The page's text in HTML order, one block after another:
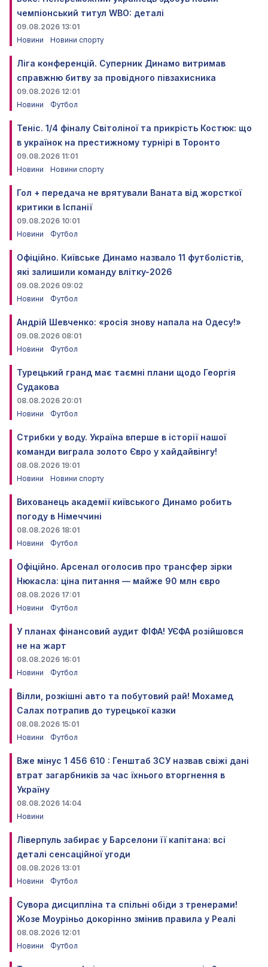
чемпіонський титул WBO: деталі
09.08.2026 13:01
Новини
Новини спорту
Ліга конференцій. Суперник Динамо витримав
справжню битву за провідного півзахисника
09.08.2026 12:01
Новини
Футбол
Теніс. 1/4 фіналу Світоліної та прикрість Костюк: що
в українок на престижному турнірі в Торонто
09.08.2026 11:01
Новини
Новини спорту
Гол + передача не врятували Ваната від жорсткої
критики в Іспанії
09.08.2026 10:01
Новини
Футбол
Офіційно. Київське Динамо назвало 11 футболістів,
які залишили команду влітку-2026
09.08.2026 09:02
Новини
Футбол
Андрій Шевченко: «росія знову напала на Одесу!»
09.08.2026 08:01
Новини
Футбол
Турецький гранд має таємні плани щодо Георгія
Судакова
08.08.2026 20:01
Новини
Футбол
Стрибки у воду. Україна вперше в історії нашої
команди виграла золото Євро у хайдайвінгу!
08.08.2026 19:01
Новини
Новини спорту
Вихованець академії київського Динамо робить
погоду в Німеччині
08.08.2026 18:01
Новини
Футбол
Офіційно. Арсенал оголосив про трансфер зірки
Нюкасла: ціна питання — майже 90 млн євро
08.08.2026 17:01
Новини
Футбол
У планах фінансовий аудит ФІФА! УЄФА розійшовся
не на жарт
08.08.2026 16:01
Новини
Футбол
Вілли, розкішні авто та побутовий рай! Мохамед
Салах потрапив до турецької казки
08.08.2026 15:01
Новини
Футбол
Вже мінус 1 456 610 : Генштаб ЗСУ назвав свіжі дані
втрат загарбників за час їхнього вторгнення в
Україну
08.08.2026 14:04
Новини
Ліверпуль забирає у Барселони її капітана: всі
деталі сенсаційної угоди
08.08.2026 13:01
Новини
Футбол
Сувора дисципліна та спільні обіди з тренерами!
Жозе Моуріньо докорінно змінив правила у Реалі
08.08.2026 12:01
Новини
Футбол